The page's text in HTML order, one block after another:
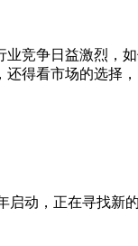
竞争日益激烈，
得看市场的选择
启动，正在寻找新